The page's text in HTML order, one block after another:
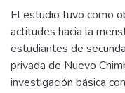
El estudio tuvo como
actitudes hacia la
estudiantes de
privada de Nuevo
investigación básica